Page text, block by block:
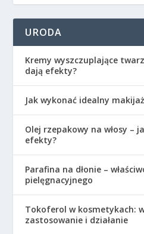
URODA
Kremy wyszczuplające
dają efekty?
Jak wykonać idealny
Olej rzepakowy na włosy –
efekty?
Parafina na dłonie –
pielęgnacyjnego
Tokoferol w kosmetykach:
zastosowanie i działanie